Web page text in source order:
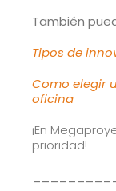
También
Tipos de
Como elegir
oficina
¡En
prioridad!